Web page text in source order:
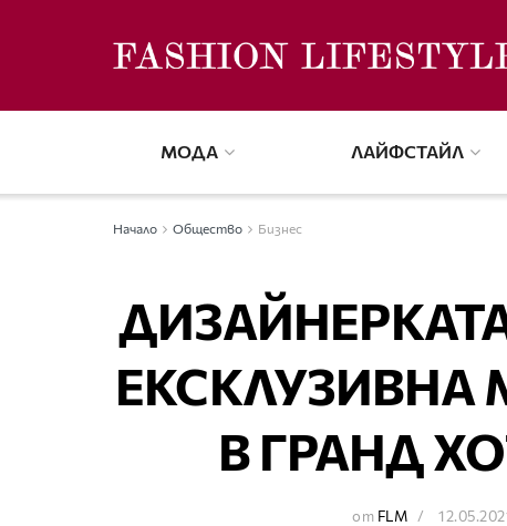
МОДА ЛАЙФСТАЙЛ
Начало Общество Бизнес
ЕКСКЛУЗИВНА
В ГРАНД
от FLM